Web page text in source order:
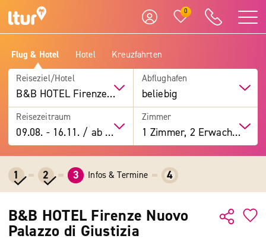
0
Flug & Hotel Hotel Kreuzfahrten
Reiseziel/Hotel
B&B HOTEL Firenze Nuovo Palazzo di Giustizia
Abflughafen
beliebig
Reisezeitraum
09.08. -16.11. / ab 7 Tage
Zimmer
1 Zimmer, 2 Erwachsene
1 2 3 Infos & Termine 4
B&B HOTEL Firenze Nuovo
Palazzo di Giustizia